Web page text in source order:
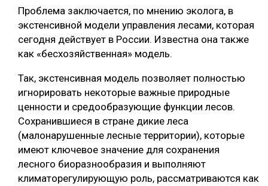
Проблема заключается, по мнению эколога, в
экстенсивной модели управления лесами, которая
сегодня действует в России. Известна она также
как «бесхозяйственная» модель.
Так, экстенсивная модель позволяет полностью
игнорировать некоторые важные природные
ценности и средообразующие функции лесов.
Сохранившиеся в стране дикие леса
(малонарушенные лесные территории), которые
имеют ключевое значение для сохранения
лесного биоразнообразия и выполняют
климаторегулирующую роль, рассматриваются как